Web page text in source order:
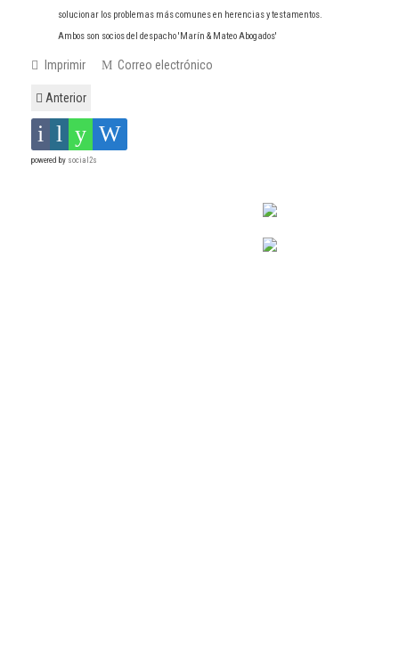
solucionar los problemas más comunes en herencias y testamentos.
Ambos son socios del despacho 'Marín & Mateo Abogados'
Imprimir Correo electrónico
Anterior
powered by social2s